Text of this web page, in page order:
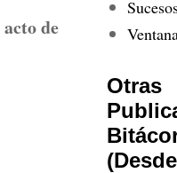
de
Otras